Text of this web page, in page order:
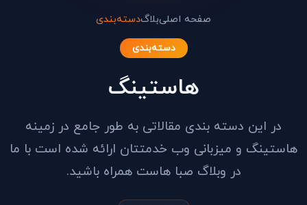
صفحه اصلیبلاگدسته‌بندی
دسته‌بندی
هاستینگ
در این دسته بندی مقالاتی به طور جامع در زمینه
هاستینگ و میزبانی وب خدمتتان ارائه شده است با ما
در وبلاگ صبا هاست همراه باشید.